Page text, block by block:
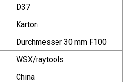
D37
Karton
Durchmesser 30 mm F100
WSX/raytools
China